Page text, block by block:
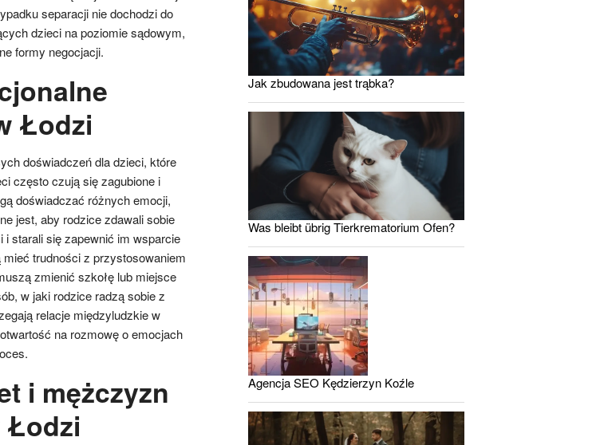
separacji nie dochodzi do
dzieci na poziomie sądowym,
formy negocjacji.
Łodzi
doświadczeń dla dzieci, które
często czują się zagubione i
doświadczać różnych emocji,
jest, aby rodzice zdawali sobie
i starali się zapewnić im wsparcie
trudności z przystosowaniem
zmienić szkołę lub miejsce
w jaki rodzice radzą sobie z
relacje międzyludzkie w
na rozmowę o emocjach
i mężczyzn
Łodzi
Jak zbudowana jest trąbka?
Was bleibt übrig Tierkrematorium Ofen?
Agencja SEO Kędzierzyn Koźle